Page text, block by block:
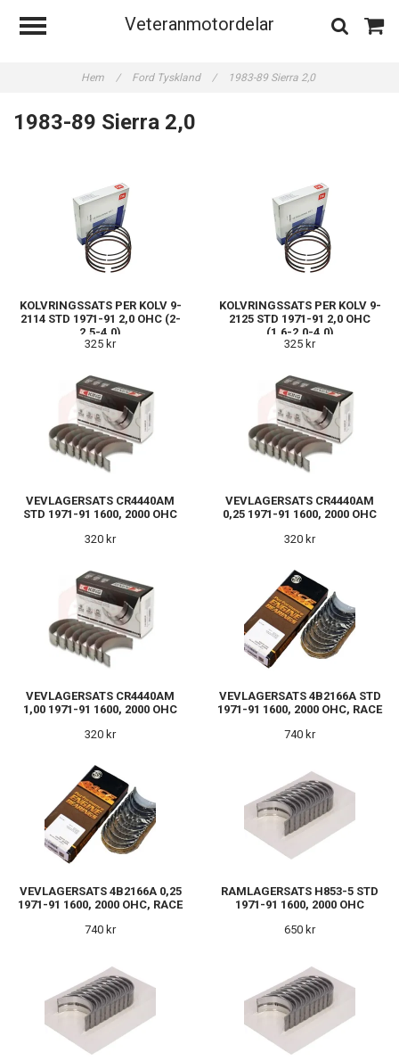
Veteranmotordelar
Hem / Ford Tyskland / 1983-89 Sierra 2,0
1983-89 Sierra 2,0
KOLVRINGSSATS PER KOLV 9-
2114 STD 1971-91 2,0 OHC (2-
2,5-4,0)
325 kr
KOLVRINGSSATS PER KOLV 9-
2125 STD 1971-91 2,0 OHC
(1,6-2,0-4,0)
325 kr
VEVLAGERSATS CR4440AM
STD 1971-91 1600, 2000 OHC
320 kr
VEVLAGERSATS CR4440AM
0,25 1971-91 1600, 2000 OHC
320 kr
VEVLAGERSATS CR4440AM
1,00 1971-91 1600, 2000 OHC
320 kr
VEVLAGERSATS 4B2166A STD
1971-91 1600, 2000 OHC, RACE
740 kr
VEVLAGERSATS 4B2166A 0,25
1971-91 1600, 2000 OHC, RACE
740 kr
RAMLAGERSATS H853-5 STD
1971-91 1600, 2000 OHC
650 kr